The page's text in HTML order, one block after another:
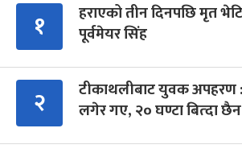
१
हराएको तीन दिनपछि मृत
पूर्वमेयर सिंह
२
टीकाथलीबाट युवक अपहरण :
लगेर गए, २० घण्टा बित्दा छैन